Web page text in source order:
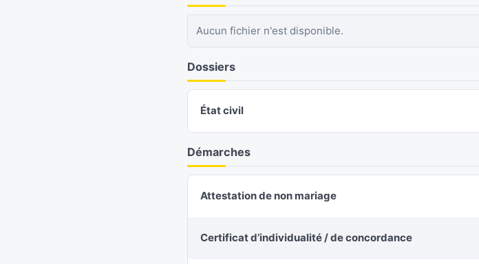
Aucun fichier n'est disponible.
Dossiers
État civil
Démarches
Attestation de non mariage
Certificat d’individualité / de concordance